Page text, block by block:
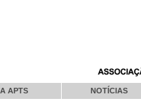
A APTS NOTÍCIAS